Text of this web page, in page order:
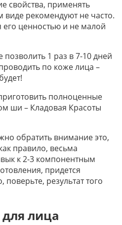
свойства, применять
виде рекомендуют не часто.
его ценностью и не малой
1 раз в 7-10 дней
по коже лица –
полноценные
ши – Кладовая Красоты
обратить внимание это,
правило, весьма
к 2-3 компонентным
придется
результат того
лица